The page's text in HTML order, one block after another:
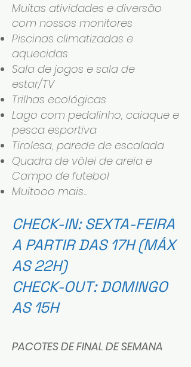
Muitas atividades e diversão
com nossos monitores
Piscinas climatizadas e
aquecidas
Sala de jogos e sala de
estar/TV
Trilhas ecológicas
Lago com pedalinho, caiaque e
pesca esportiva
Tirolesa, parede de escalada
Quadra de vôlei de areia e
Campo de futebol
Muitooo mais...
CHECK-IN: SEXTA-FEIRA
A PARTIR DAS 17H (MÁX
AS 22H)
CHECK-OUT: DOMINGO
AS 15H
PACOTES DE FINAL DE SEMANA